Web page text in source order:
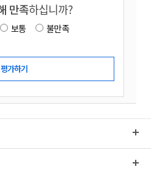
만족하십니까?
보통
불만족